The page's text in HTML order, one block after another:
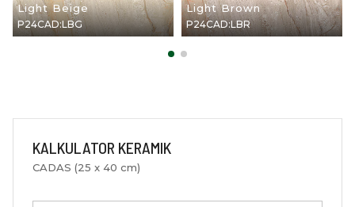
Light Beige
P24CAD:LBG
Light Brown
P24CAD:LBR
KALKULATOR KERAMIK
CADAS (25 x 40 cm)